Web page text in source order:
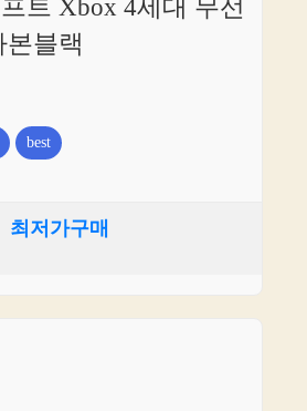
트 Xbox 4세대 무선
블랙
best
최저가구매